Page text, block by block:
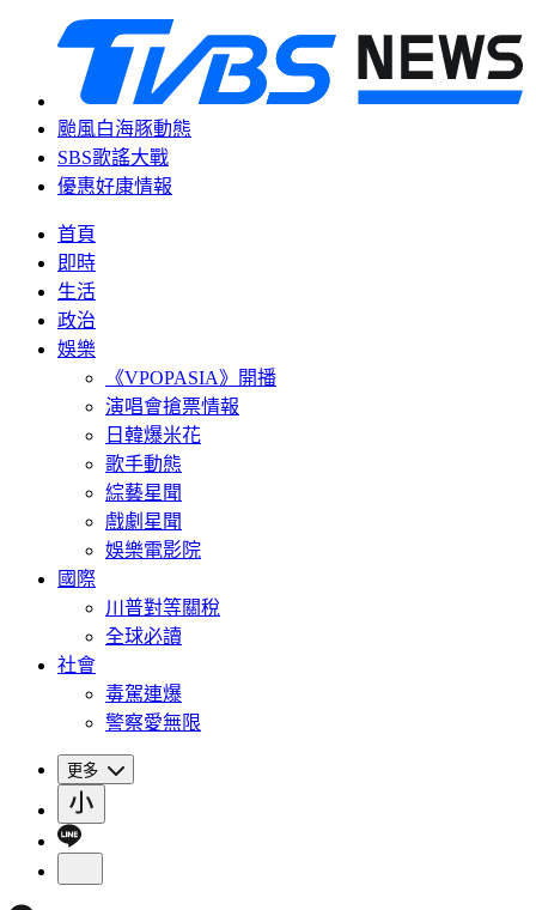
颱風白海豚動態
SBS歌謠大戰
優惠好康情報
首頁
即時
生活
政治
娛樂
《VPOPASIA》開播
演唱會搶票情報
日韓爆米花
歌手動態
綜藝星聞
戲劇星聞
娛樂電影院
國際
川普對等關稅
全球必讀
社會
毒駕連爆
警察愛無限
更多